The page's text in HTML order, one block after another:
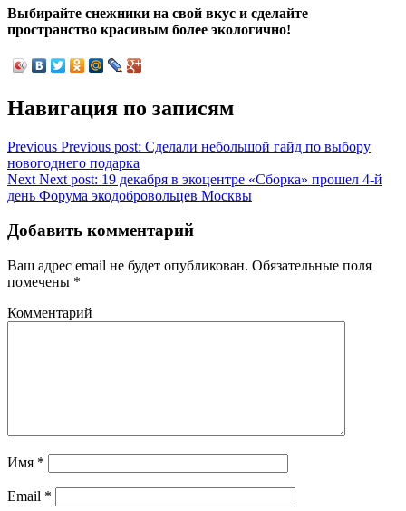
Выбирайте снежники на свой вкус и сделайте
пространство красивым более экологично!
Навигация по записям
Previous Previous post: Сделали небольшой гайд по выбору
новогоднего подарка
Next Next post: 19 декабря в экоцентре «Сборка» прошел 4-й
день Форума экодобровольцев Москвы
Добавить комментарий
Ваш адрес email не будет опубликован. Обязательные поля
помечены *
Комментарий
Имя *
Email *